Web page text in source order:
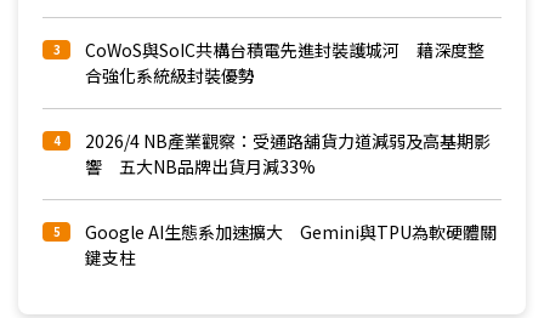
3
CoWoS與SoIC共構台積電先進封裝護城河 藉深度整
合強化系統級封裝優勢
4
2026/4 NB產業觀察：受通路舖貨力道減弱及高基期影
響 五大NB品牌出貨月減33%
5
Google AI生態系加速擴大 Gemini與TPU為軟硬體關
鍵支柱